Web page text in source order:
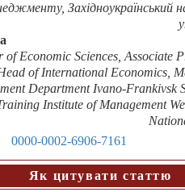
Західноукраїнський
of Economic Sciences, Associate
of International Economics,
Department Ivano-Frankivsk
Institute of Management
0000-0002-6906-7161
Як цитувати статтю